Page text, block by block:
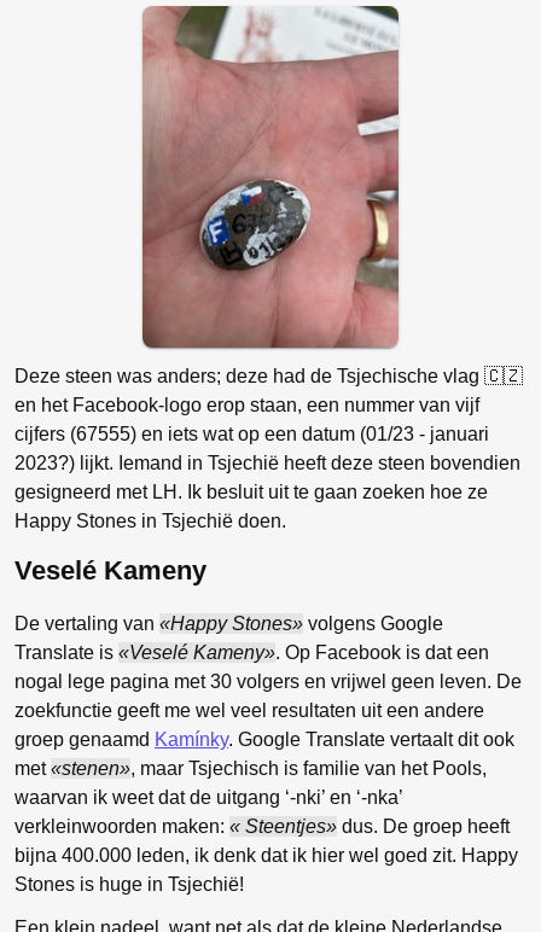
Deze steen was anders; deze had de Tsjechische vlag 🇨🇿
en het Facebook-logo erop staan, een nummer van vijf
cijfers (67555) en iets wat op een datum (01/23 - januari
2023?) lijkt. Iemand in Tsjechië heeft deze steen bovendien
gesigneerd met LH. Ik besluit uit te gaan zoeken hoe ze
Happy Stones in Tsjechië doen.
Veselé Kameny
De vertaling van Happy Stones
volgens Google
Translate is
Veselé Kameny . Op Facebook is dat een
nogal lege pagina met 30 volgers en vrijwel geen leven. De
zoekfunctie geeft me wel veel resultaten uit een andere
groep genaamd Kamínky. Google Translate vertaalt dit ook
met
stenen , maar Tsjechisch is familie van het Pools,
waarvan ik weet dat de uitgang ‘-nki’ en ‘-nka’
verkleinwoorden maken:
Steentjes
dus. De groep heeft
bijna 400.000 leden, ik denk dat ik hier wel goed zit. Happy
Stones is huge in Tsjechië!